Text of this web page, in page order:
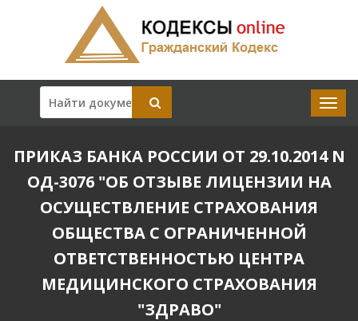
ПРИКАЗ БАНКА РОССИИ ОТ 29.10.2014 N
ОД-3076 "ОБ ОТЗЫВЕ ЛИЦЕНЗИИ НА
ОСУЩЕСТВЛЕНИЕ СТРАХОВАНИЯ
ОБЩЕСТВА С ОГРАНИЧЕННОЙ
ОТВЕТСТВЕННОСТЬЮ ЦЕНТРА
МЕДИЦИНСКОГО СТРАХОВАНИЯ
"ЗДРАВО"